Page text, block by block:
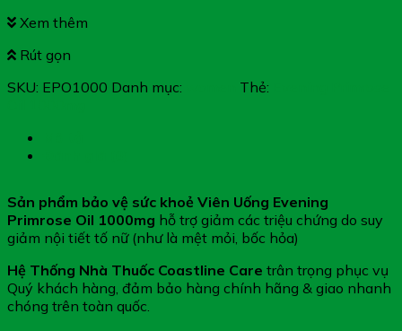
Xem thêm
Rút gọn
SKU: EPO1000 Danh mục: Thẻ:
Sản phẩm bảo vệ sức khoẻ Viên Uống Evening
Primrose Oil 1000mg hỗ trợ giảm các triệu chứng do suy
giảm nội tiết tố nữ (như là mệt mỏi, bốc hỏa)
Hệ Thống Nhà Thuốc Coastline Care trân trọng phục vụ
Quý khách hàng, đảm bảo hàng chính hãng & giao nhanh
chóng trên toàn quốc.